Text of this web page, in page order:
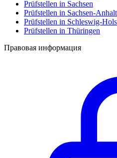
Prüfstellen in Sachsen
Prüfstellen in Sachsen-Anhalt
Prüfstellen in Schleswig-
Prüfstellen in Thüringen
Правовая информация